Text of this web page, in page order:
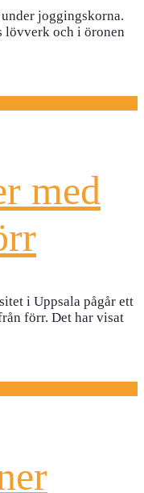
joggingskorna.
lövverk och i öronen
med
i Uppsala pågår ett
förr. Det har visat